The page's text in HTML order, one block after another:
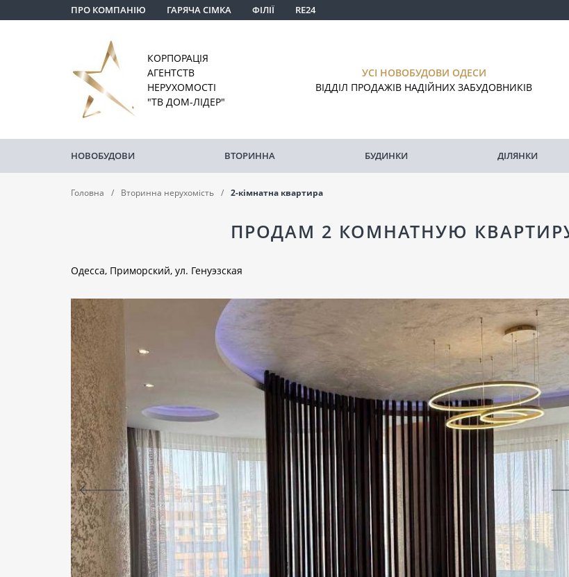
ПРО КОМПАНІЮ ГАРЯЧА СІМКА ФІЛІЇ RE24
КОРПОРАЦІЯ
АГЕНТСТВ
НЕРУХОМОСТІ
"ТВ ДОМ-ЛІДЕР"
УСІ НОВОБУДОВИ ОДЕСИ
ВІДДІЛ ПРОДАЖІВ НАДІЙНИХ ЗАБУДОВНИКІВ
НОВОБУДОВИ ВТОРИННА БУДИНКИ ДІЛЯНКИ
Головна Вторинна нерухомість 2-кімнатна квартира
ПРОДАМ 2 КОМНАТНУЮ
Одесса, Приморский, ул. Генуэзская